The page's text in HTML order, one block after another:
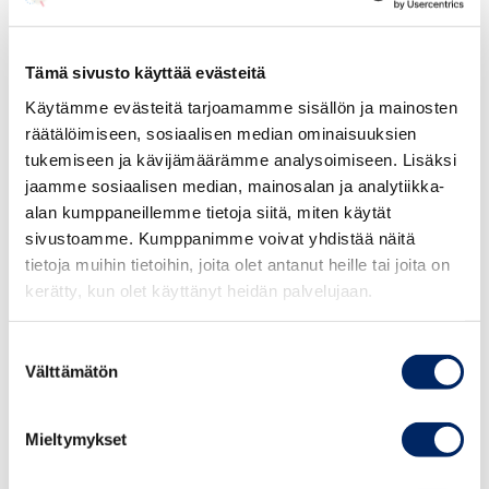
Tämä sivusto käyttää evästeitä
Käytämme evästeitä tarjoamamme sisällön ja mainosten
räätälöimiseen, sosiaalisen median ominaisuuksien
tukemiseen ja kävijämäärämme analysoimiseen. Lisäksi
jaamme sosiaalisen median, mainosalan ja analytiikka-
alan kumppaneillemme tietoja siitä, miten käytät
sivustoamme. Kumppanimme voivat yhdistää näitä
tietoja muihin tietoihin, joita olet antanut heille tai joita on
kerätty, kun olet käyttänyt heidän palvelujaan.
valinta
Välttämätön
Mieltymykset
kokemattomuutta tai tietojen puutetta käytetään
kuluttajan päätöksentekoon, on annettava kuluttajalle
siten ja sellaisena ajankohtana, että kuluttaja voi ottaa ne
huomioon. Markkinoinnissa ei saa käyttää häiritseviä
menettelytapoja eikä painostuskeinoja, jotka voivat
haitata kuluttajan päätöksentekoa.
ICC:n sääntöjen 7 artiklan mukaan markkinoinnin on
oltava esitystavasta ja mediasta riippumatta vaivatta
selkeästi erottaa kaupallinen ja ei-kaupallinen
Mainostunnisteen, silloin kun sellainen tarvitaan, on